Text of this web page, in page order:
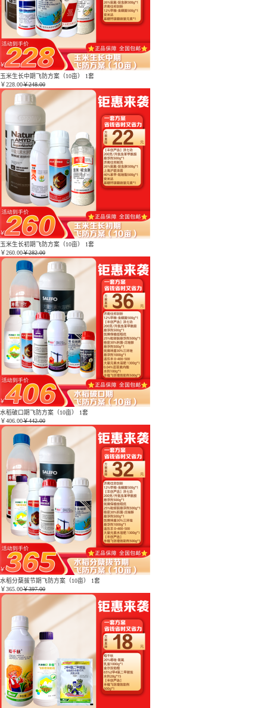
玉米生长中期飞防方案（10亩） 1套
￥228.00￥248.00
玉米生长初期飞防方案（10亩） 1套
￥260.00￥282.00
水稻破口期飞防方案（10亩） 1套
￥406.00￥442.00
水稻分蘖拔节期飞防方案（10亩） 1套
￥365.00￥397.00